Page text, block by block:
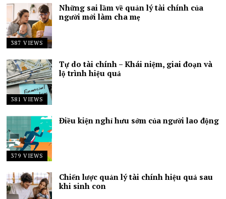
387 VIEWS
Những sai lầm về quản lý tài chính của
người mới làm cha mẹ
381 VIEWS
Tự do tài chính – Khái niệm, giai đoạn và
lộ trình hiệu quả
379 VIEWS
Điều kiện nghỉ hưu sớm của người lao động
Chiến lược quản lý tài chính hiệu quả sau
khi sinh con